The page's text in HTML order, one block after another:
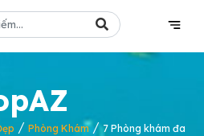
/ Phòng Khám/7 Phòng khám đa